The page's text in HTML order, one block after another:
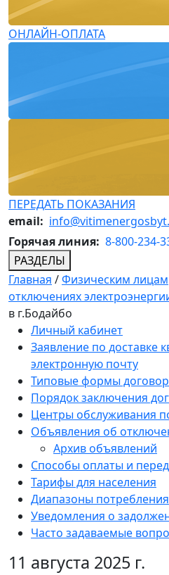
ОНЛАЙН-ОПЛАТА
ПЕРЕДАТЬ ПОКАЗАНИЯ
email:
Горячая линия: 8-800-234-
РАЗДЕЛЫ
Главная /Физическим лицам
отключениях
в г.Бодайбо
Личный кабинет
Заявление по доставке
электронную почту
Типовые формы
Порядок заключения
Центры обслуживания
Объявления об
Архив объявлений
Способы оплаты и
Тарифы для населения
Диапазоны потребления
Уведомления о
Часто задаваемые
11 августа 2025 г.